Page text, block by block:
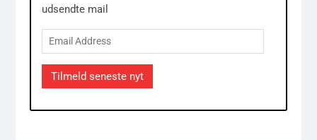
udsendte mail
Email
Address
Tilmeld seneste nyt